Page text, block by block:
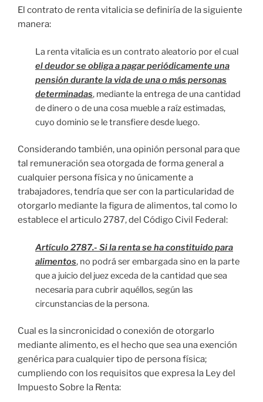
El contrato de renta vitalicia se definiría de la siguiente
manera:
La renta vitalicia es un contrato aleatorio por el cual
el deudor se obliga a pagar periódicamente una
pensión durante la vida de una o más personas
determinadas, mediante la entrega de una cantidad
de dinero o de una cosa mueble a raíz estimadas,
cuyo dominio se le transfiere desde luego.
Considerando también, una opinión personal para que
tal remuneración sea otorgada de forma general a
cualquier persona física y no únicamente a
trabajadores, tendría que ser con la particularidad de
otorgarlo mediante la figura de alimentos, tal como lo
establece el articulo 2787, del Código Civil Federal:
Artículo 2787.- Si la renta se ha constituido para
alimentos, no podrá ser embargada sino en la parte
que a juicio del juez exceda de la cantidad que sea
necesaria para cubrir aquéllos, según las
circunstancias de la persona.
Cual es la sincronicidad o conexión de otorgarlo
mediante alimento, es el hecho que sea una exención
genérica para cualquier tipo de persona física;
cumpliendo con los requisitos que expresa la Ley del
Impuesto Sobre la Renta: